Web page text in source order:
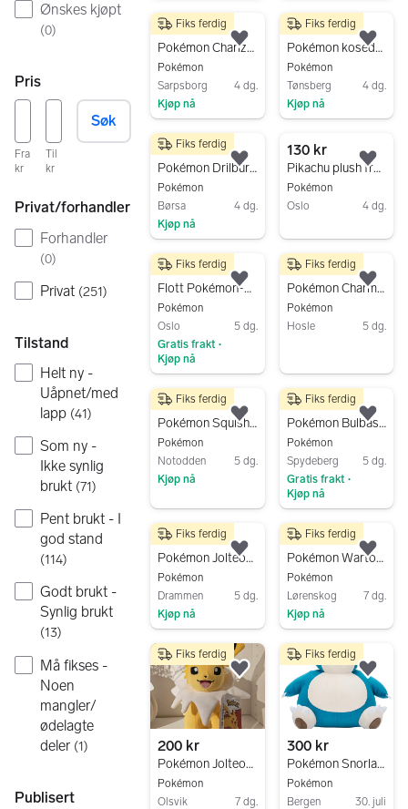
Ønskes kjøpt
(0)
Pris
Fra
kr
Til
kr
Søk
Privat/forhandler
Forhandler
(0)
Privat (251)
Tilstand
Helt ny -
Uåpnet/med
lapp (41)
Som ny -
Ikke synlig
brukt (71)
Pent brukt - I
god stand
(114)
Godt brukt -
Synlig brukt
(13)
Må fikses -
Noen
mangler/
ødelagte
deler (1)
Publisert
75 kr
Pokémon Charizard plysjfigur drage
Pokémon
Sarpsborg
4 dg.
Kjøp nå
Fiks ferdig
Legg til som favoritt.
350 kr
Pokémon kosedyr sleeping Eevee
Pokémon
Tønsberg
4 dg.
Kjøp nå
Fiks ferdig
250 kr
Pokémon Drilbur plush
Pokémon
Børsa
4 dg.
Kjøp nå
Fiks ferdig
Legg til som favoritt.
130 kr
Pikachu plush fra pokemon selges.
Pokémon
Oslo
4 dg.
850 kr
Flott Pokémon-pakke: Belte, Pokéballer, 16 figurer, mynt og kort!
Pokémon
Oslo
5 dg.
Gratis frakt •
Kjøp nå
Fiks ferdig
Legg til som favoritt.
100 kr
Pokémon Charmander kosedyr plush
Pokémon
Hosle
5 dg.
Fiks ferdig
1 499 kr
Pokémon Squishmallows Marill stor kosebamse
Pokémon
Notodden
5 dg.
Kjøp nå
Fiks ferdig
Legg til som favoritt.
Gå til annonsen
300 kr
Pokémon Bulbasaur julebamse
Pokémon
Spydeberg
5 dg.
Gratis frakt •
Kjøp nå
Fiks ferdig
250 kr
Pokémon Jolteon-bamse - Pokémon Dolls
Pokémon
Drammen
5 dg.
Kjøp nå
Fiks ferdig
Legg til som favoritt.
300 kr
Pokémon Wartortle kosedyr fra Pokémon Center Japan
Pokémon
Lørenskog
7 dg.
Kjøp nå
Fiks ferdig
200 kr
Pokémon Jolteon bamse
Pokémon
Olsvik
7 dg.
Fiks ferdig
Legg til som favoritt.
300 kr
Pokémon Snorlax kosedyr stor blå/hvit
Pokémon
Bergen
30. juli
Fiks ferdig